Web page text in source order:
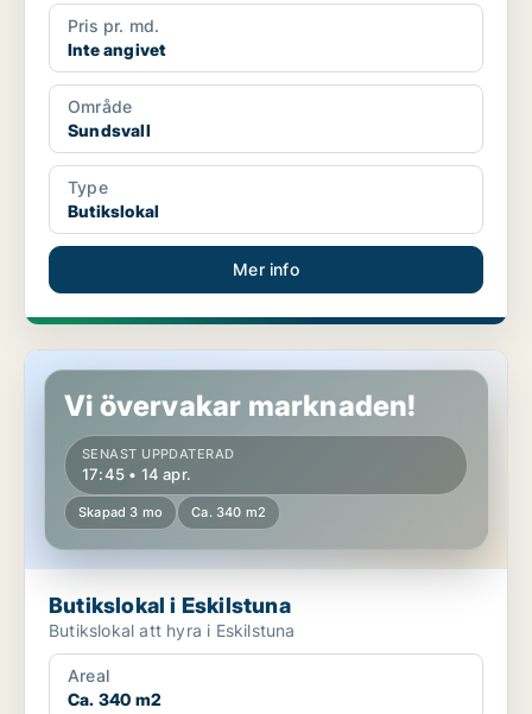
Pris pr. md.
Inte angivet
Område
Sundsvall
Type
Butikslokal
Mer info
Butikslokal i Eskilstuna
Vi övervakar marknaden!
SENAST UPPDATERAD
17:45 • 14 apr.
Skapad 3 mo Ca. 340 m2
Butikslokal i Eskilstuna
Butikslokal att hyra i Eskilstuna
Areal
Ca. 340 m2